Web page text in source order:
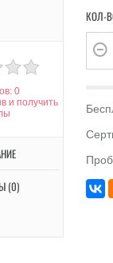
0
и получить
(0)
КОЛ-